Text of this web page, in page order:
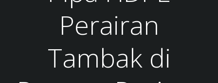
Perairan
Tambak di